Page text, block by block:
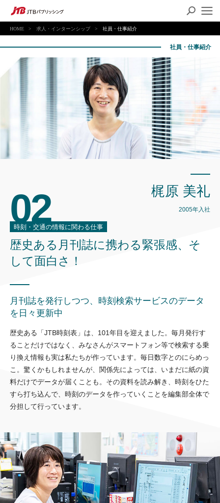
HOME 求人・インターンシップ 社員・仕事紹介
社員・仕事紹介
02
時刻・交通の情報に関わる仕事
歴史ある月刊誌に携わる緊張感、 そ
して面白さ！
梶原 美礼
2005年入社
月刊誌を発行しつつ、時刻検索サービスのデータ
を日々更新中
歴史ある「JTB時刻表」は、101年目を迎えました。毎月発行す
ることだけではなく、みなさんがスマートフォン等で検索する乗
り換え情報も実は私たちが作っています。毎日数字とのにらめっ
こ。驚くかもしれませんが、関係先によっては、いまだに紙の資
料だけでデータが届くことも。その資料を読み解き、時刻をひた
すら打ち込んで、時刻のデータを作っていくことを編集部全体で
分担して行っています。